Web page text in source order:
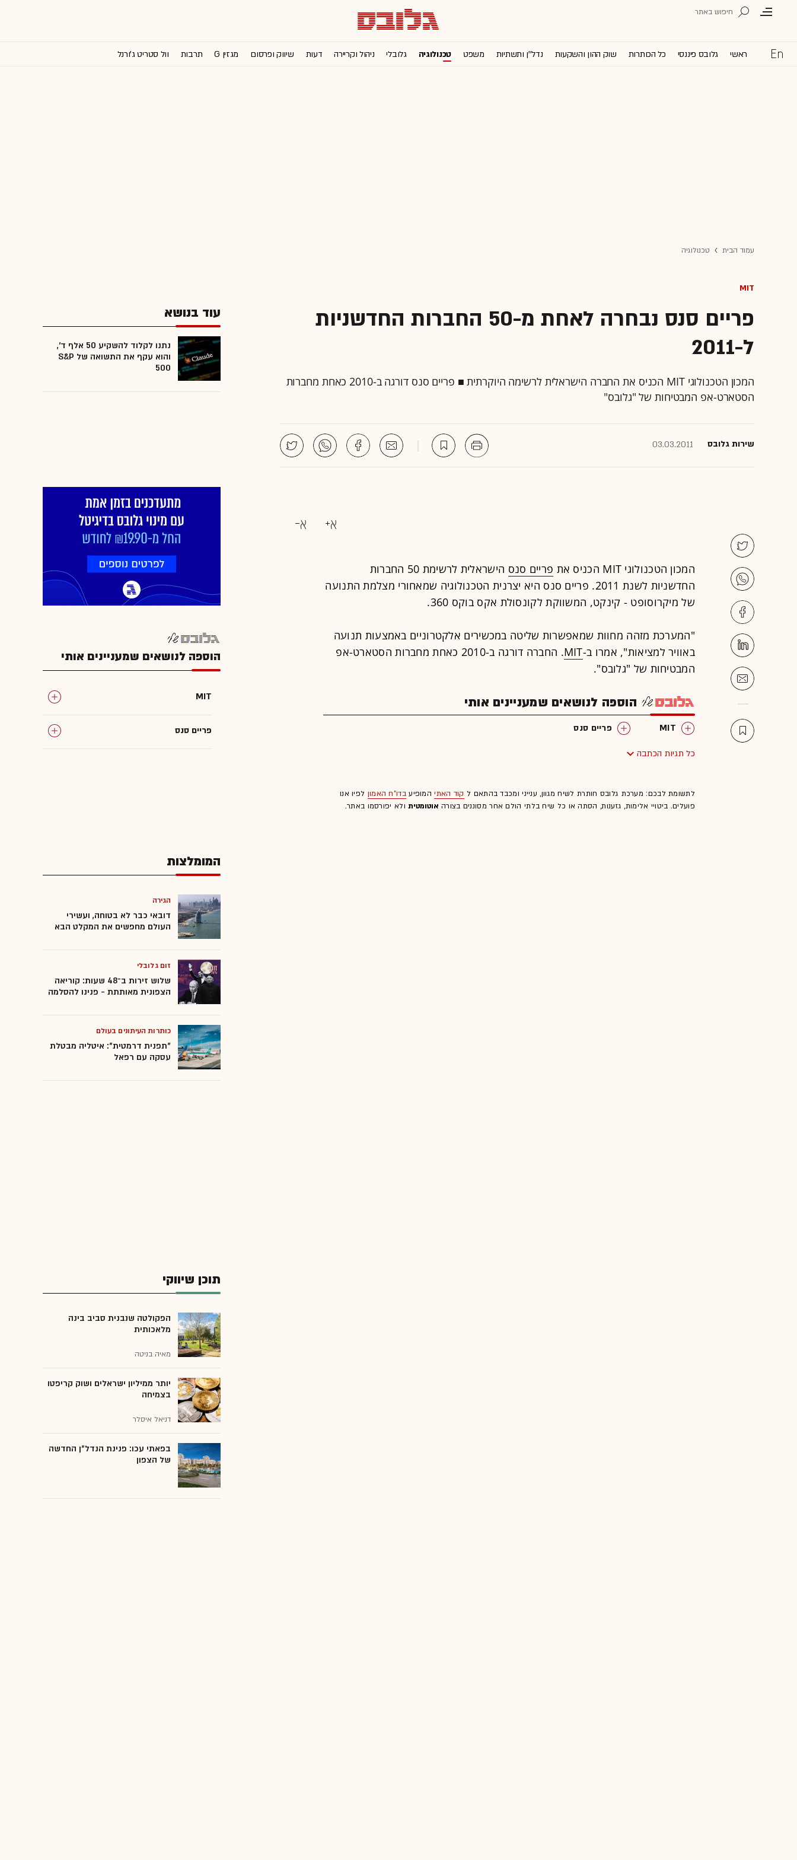
ראשי גלובס פיננסי כל הכותרות שוק ההון והשקעות נדל''ן ותשתיות משפט טכנולוגיה גלובלי ניהול וקריירה דעות שיווק ופרסום מגזין G תרבות וול סטריט ג'ורנל
עמוד הבית טכנולוגיה
MIT
פריים סנס נבחרה לאחת מ-50 החברות החדשניות
ל-2011
המכון הטכנולוגי MIT הכניס את החברה הישראלית לרשימה היוקרתית ■ פריים סנס דורגה ב-2010 כאחת מחברות
הסטארט-אפ המבטיחות של "גלובס"
שירות גלובס 03.03.2011
המכון הטכנולוגי MIT הכניס את פריים סנס
הישראלית לרשימת 50 החברות
החדשניות לשנת 2011. פריים סנס היא יצרנית הטכנולוגיה שמאחורי מצלמת התנועה
של מיקרוסופט - קינקט, המשווקת לקונסולת אקס בוקס 360.
"המערכת מזהה מחוות שמאפשרות שליטה במכשירים אלקטרוניים באמצעות תנועה
באוויר למציאות", אמרו ב-MIT
. החברה דורגה ב-2010 כאחת מחברות הסטארט-אפ
המבטיחות של "גלובס".
הוספה לנושאים שמעניינים אותי
MIT פריים סנס
כל תגיות הכתבה
לתשומת לבכם: מערכת גלובס חותרת לשיח מגוון, ענייני ומכבד בהתאם ל קוד האתיהמופיעבדו"ח האמון לפיו אנו
פועלים. ביטויי אלימות, גזענות, הסתה או כל שיח בלתי הולם אחר מסוננים בצורה אוטומטיתולא יפורסמו באתר.
עוד בנושא
נתנו לקלוד להשקיע 50 אלף ד',
והוא עקף את התשואה של S&P
500
הוספה לנושאים שמעניינים אותי
MIT
פריים סנס
המומלצות
הגירה
דובאי כבר לא בטוחה, ועשירי
העולם מחפשים את המקלט הבא
זום גלובלי
שלוש זירות ב־48 שעות: קוריאה
הצפונית מאותתת - פנינו להסלמה
כותרות העיתונים בעולם
"תפנית דרמטית": איטליה מבטלת
עסקה עם רפאל
תוכן שיווקי
הפקולטה שנבנית סביב בינה
מלאכותית
מאיה בניטה
יותר ממיליון ישראלים ושוק קריפטו
בצמיחה
דניאל איסלר
בפאתי עכו: פנינת הנדל"ן החדשה
של הצפון